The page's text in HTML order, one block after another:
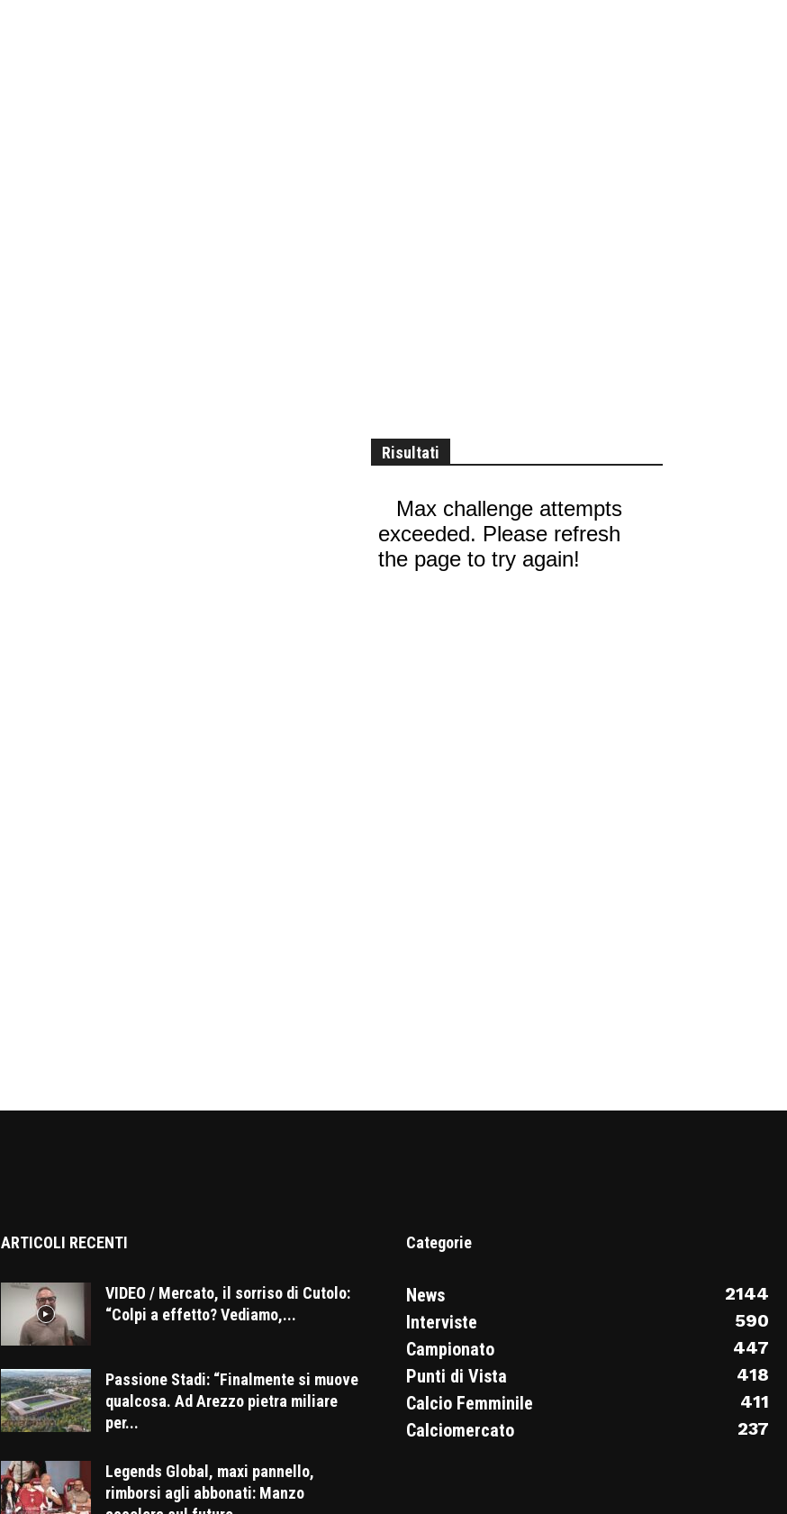
Risultati
ARTICOLI RECENTI
VIDEO / Mercato, il sorriso di Cutolo:
“Colpi a effetto? Vediamo,...
Passione Stadi: “Finalmente si muove
qualcosa. Ad Arezzo pietra miliare
per...
Legends Global, maxi pannello,
rimborsi agli abbonati: Manzo
Categorie
News
2144
Interviste
590
Campionato
447
Punti di Vista
418
Calcio Femminile
411
Calciomercato
237